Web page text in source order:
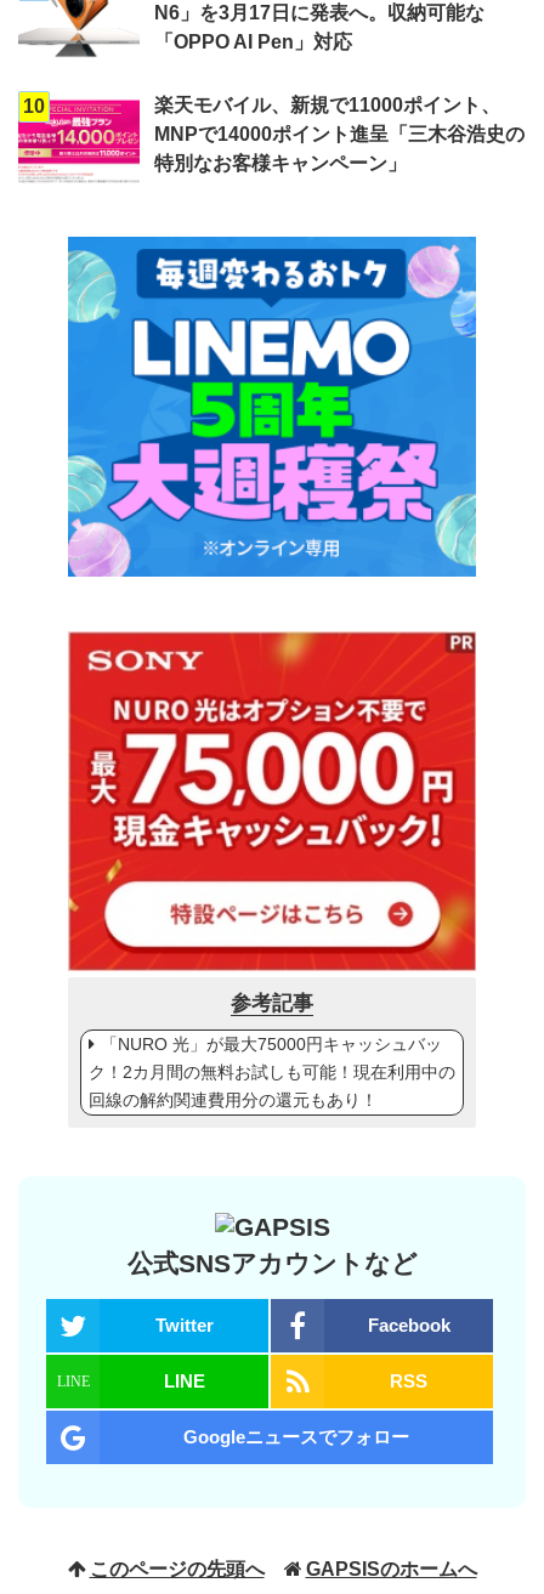
N6」を3月17日に発表へ。収納可能な
「OPPO AI Pen」対応
10
楽天モバイル、新規で11000ポイント、
MNPで14000ポイント進呈「三木谷浩史の
特別なお客様キャンペーン」
参考記事
「NURO 光」が最大75000円キャッシュバッ
ク！2カ月間の無料お試しも可能！現在利用中の
回線の解約関連費用分の還元もあり！
公式SNSアカウントなど
Twitter Facebook
LINE RSS
Googleニュースでフォロー
このページの先頭へ GAPSISのホームへ